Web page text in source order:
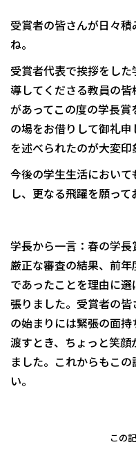
受賞者の皆さんが日々
ね。
受賞者代表で挨拶をし
導してくださる教員の
があってこの度の学長
の場をお借りして御礼
を述べられたのが大変印
今後の学生生活におい
し、更なる飛躍を願って
学長から一言：春の学長
厳正な審査の結果、前
であったことを理由に
張りました。受賞者の
の始まりには緊張の面
渡すとき、ちょっと笑
ました。これからもこ
い。
この